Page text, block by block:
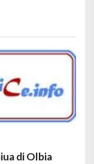
di Olbia